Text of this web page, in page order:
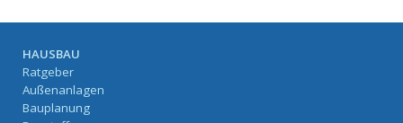
HAUSBAU
Ratgeber
Außenanlagen
Bauplanung